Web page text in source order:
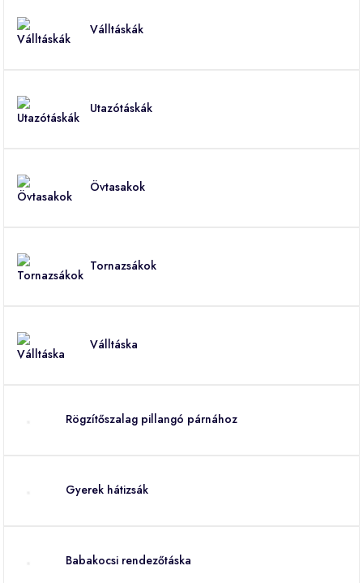
Válltáskák
Utazótáskák
Övtasakok
Tornazsákok
Válltáska
Rögzítőszalag pillangó párnához
Gyerek hátizsák
Babakocsi rendezőtáska